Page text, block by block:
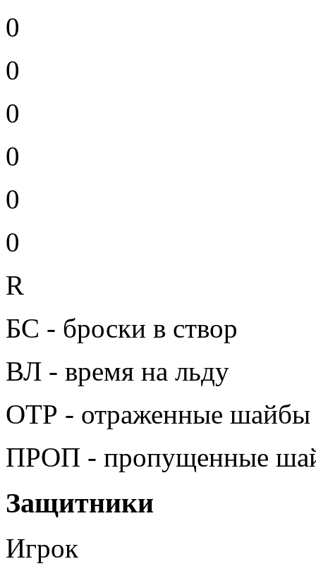
0
0
0
0
0
0
R
БС - броски в створ
ВЛ - время на льду
ОТР - отраженные шайбы
ПРОП - пропущенные
Защитники
Игрок